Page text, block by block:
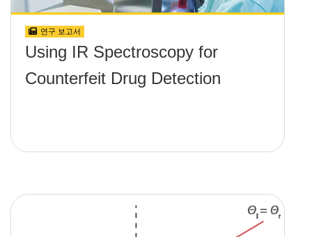
연구 보고서
Using IR Spectroscopy for
Counterfeit Drug Detection